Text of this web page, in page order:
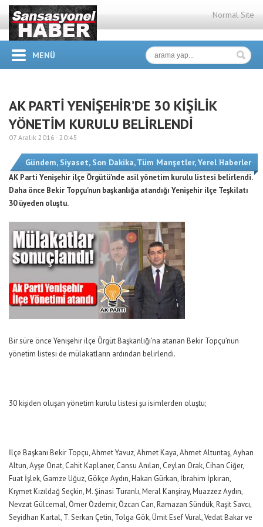
Normal Site
MENÜ
AK PARTİ YENİŞEHİR’DE 30 KİŞİLİK
YÖNETİM KURULU BELİRLENDİ
07 Aralık 2016 -20:45
Gündem, Siyaset, Son Dakika,Tüm Manşetler,Yerel Haberler
AK Parti Yenişehir ilçe Örgütü’nde asil yönetim kurulu listesi belirlendi.
Daha önce Bekir Topçu’nun başkanlığa atandığı Yenişehir ilçe Teşkilatı
30 üyeden oluştu.
Bir süre önce Yenişehir ilçe Örgüt Başkanlığı’na atanan Bekir Topçu’nun
yönetim listesi de mülakatların ardından belirlendi.
30 kişiden oluşan yönetim kurulu listesi şu isimlerden oluştu;
İlçe Başkanı Bekir Topçu, Ahmet Yavuz, Ahmet Kaya, Ahmet Altuntaş, Ayhan
Altun, Ayşe Onat, Cahit Kaplaner, Cansu Anılan, Ceylan Orak, Cihan Ciğer,
Fuat İşlek, Gamze Uğuz, Gökçe Aydın, Hakan Gürkan, İbrahim İpkıran,
Kıymet Kızıldağ Seçkin, M. Şinasi Turanlı, Meral Kanşiray, Muazzez Aydın,
Nevzat Gülcemal, Ömer Özdemir, Özcan Can, Ramazan Sündük, Raşit Savcı,
Seyidhan Kartal, T. Serkan Çetin, Tolga Gök, Ümit Esef Vural, Vedat Bakar ve